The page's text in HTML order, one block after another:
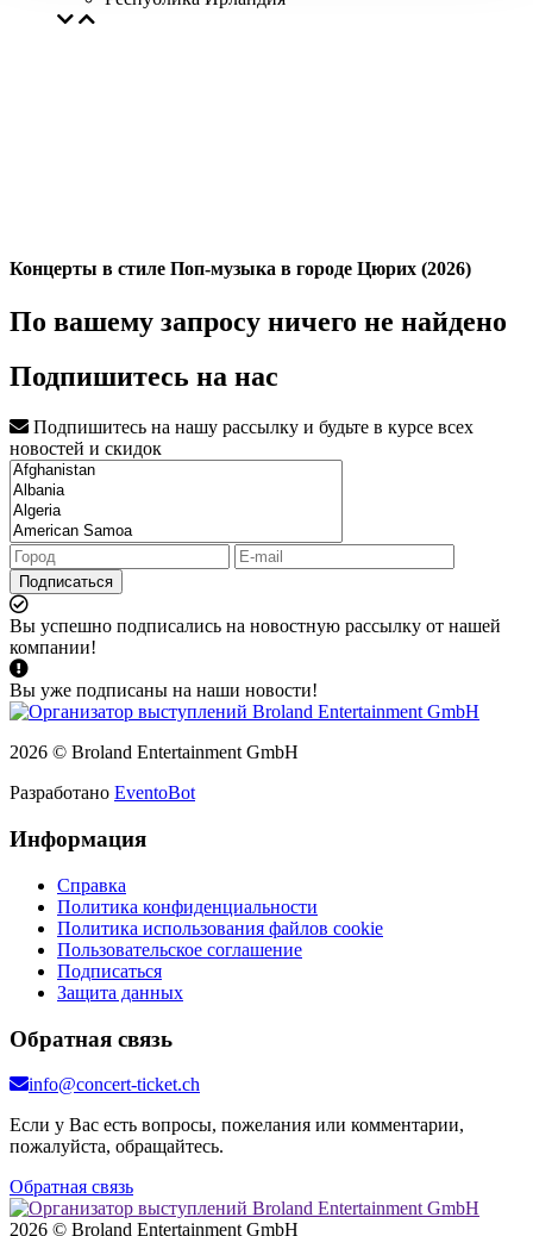
Концерты в стиле Поп-музыка в городе Цюрих (2026)
По вашему запросу ничего не найдено
Подпишитесь на нас
Подпишитесь на нашу рассылку и будьте в курсе всех
новостей и скидок
Подписаться
Вы успешно подписались на новостную рассылку от нашей
компании!
Вы уже подписаны на наши новости!
2026 © Broland Entertainment GmbH
Разработано EventoBot
Информация
Справка
Политика конфиденциальности
Политика использования файлов cookie
Пользовательское соглашение
Подписаться
Защита данных
Обратная связь
info@concert-ticket.ch
Если у Вас есть вопросы, пожелания или комментарии,
пожалуйста, обращайтесь.
Обратная связь
2026 © Broland Entertainment GmbH